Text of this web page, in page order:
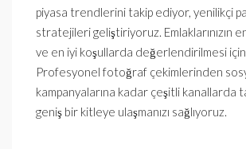
piyasa trendlerini takip ediyor, yenilikçi
stratejileri geliştiriyoruz. Emlaklarınızın
ve en iyi koşullarda değerlendirilmesi için
Profesyonel fotoğraf çekimlerinden
kampanyalarına kadar çeşitli kanallarda
geniş bir kitleye ulaşmanızı sağlıyoruz.